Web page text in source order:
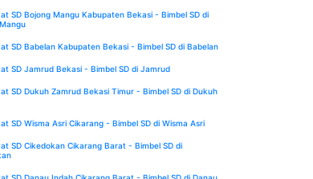
SD Bojong Mangu Kabupaten Bekasi - Bimbel SD di
SD Babelan Kabupaten Bekasi - Bimbel SD di Babelan
SD Jamrud Bekasi - Bimbel SD di Jamrud
SD Dukuh Zamrud Bekasi Timur - Bimbel SD di Dukuh
SD Wisma Asri Cikarang - Bimbel SD di Wisma Asri
SD Cikedokan Cikarang Barat - Bimbel SD di